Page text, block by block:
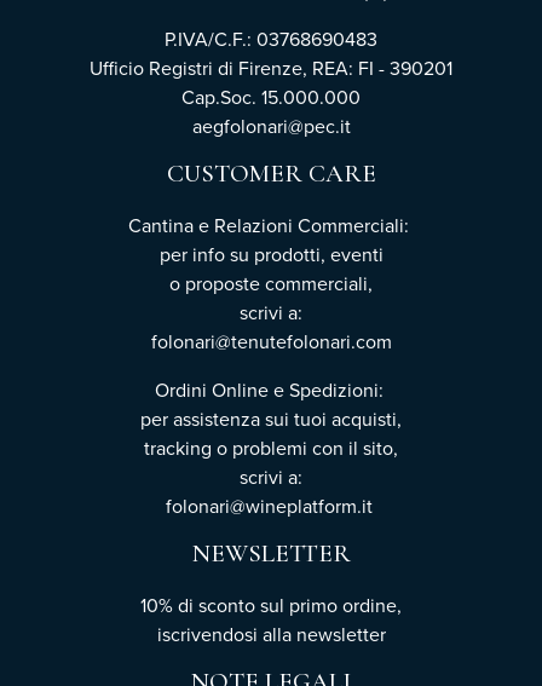
P.IVA/C.F.: 03768690483
Ufficio Registri di Firenze, REA: FI - 390201
Cap.Soc. 15.000.000
aegfolonari@pec.it
CUSTOMER CARE
Cantina e Relazioni Commerciali:
per info su prodotti, eventi
o proposte commerciali,
scrivi a:
folonari@tenutefolonari.com
Ordini Online e Spedizioni:
per assistenza sui tuoi acquisti,
tracking o problemi con il sito,
scrivi a:
folonari@wineplatform.it
NEWSLETTER
10% di sconto sul primo ordine,
iscrivendosi alla newsletter